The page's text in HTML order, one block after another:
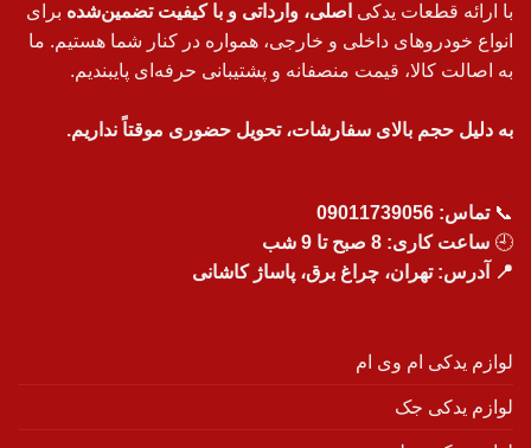
با ارائه قطعات یدکی اصلی، وارداتی و با کیفیت تضمین‌شده برای
انواع خودروهای داخلی و خارجی، همواره در کنار شما هستیم. ما
به اصالت کالا، قیمت منصفانه و پشتیبانی حرفه‌ای پایبندیم.
به دلیل حجم بالای سفارشات، تحویل حضوری موقتاً نداریم.
📞تماس: 09011739056
🕘 ساعت کاری: 8 صبح تا 9 شب
📍 آدرس: تهران، چراغ برق، پاساژ کاشانی
لوازم یدکی ام وی ام
لوازم یدکی جک